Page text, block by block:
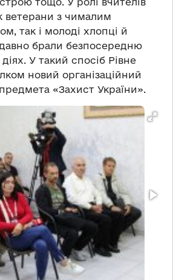
ветерани з чималим
так і молоді хлопці й
брали безпосередню
У такий спосіб Рівне
новий організаційний
«Захист України».